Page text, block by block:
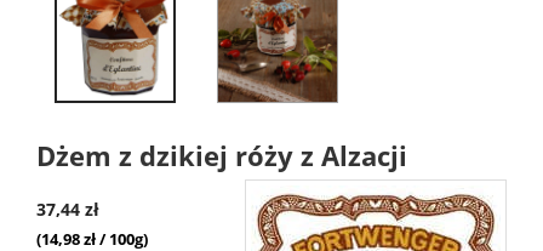
Dżem z dzikiej róży z Alzacji
37,44 zł
(14,98 zł / 100g)